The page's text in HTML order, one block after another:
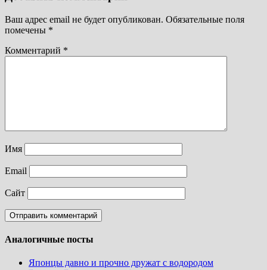
Ваш адрес email не будет опубликован. Обязательные поля
помечены *
Комментарий *
Имя
Email
Сайт
Аналогичные посты
Японцы давно и прочно дружат с водородом